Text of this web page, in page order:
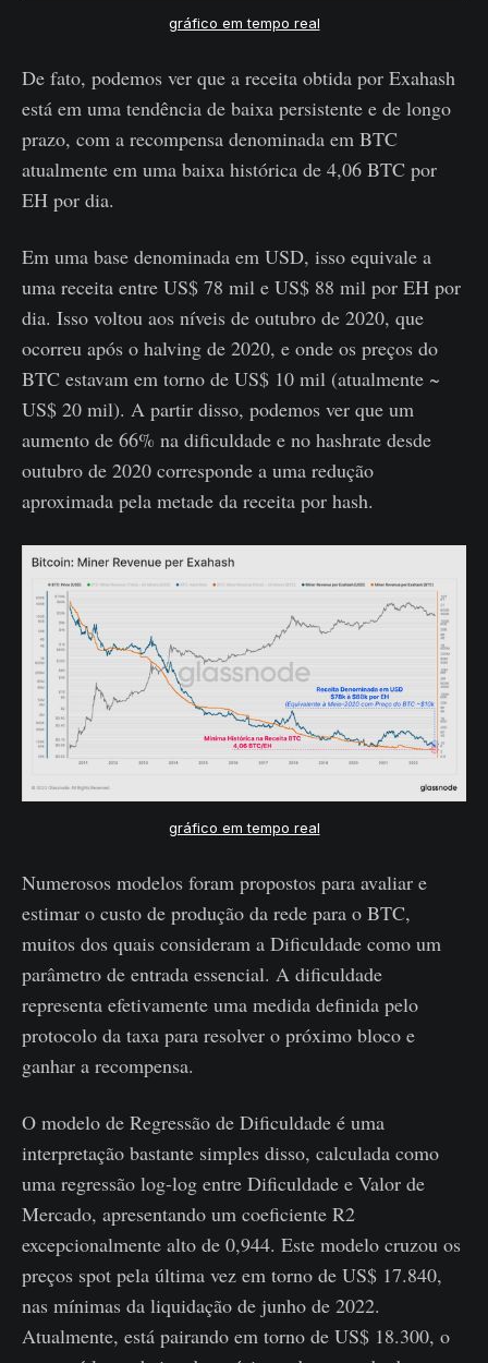
gráfico em tempo real
De fato, podemos ver que a receita obtida por Exahash
está em uma tendência de baixa persistente e de longo
prazo, com a recompensa denominada em BTC
atualmente em uma baixa histórica de 4,06 BTC por
EH por dia.
Em uma base denominada em USD, isso equivale a
uma receita entre US$ 78 mil e US$ 88 mil por EH por
dia. Isso voltou aos níveis de outubro de 2020, que
ocorreu após o halving de 2020, e onde os preços do
BTC estavam em torno de US$ 10 mil (atualmente ~
US$ 20 mil). A partir disso, podemos ver que um
aumento de 66% na dificuldade e no hashrate desde
outubro de 2020 corresponde a uma redução
aproximada pela metade da receita por hash.
gráfico em tempo real
Numerosos modelos foram propostos para avaliar e
estimar o custo de produção da rede para o BTC,
muitos dos quais consideram a Dificuldade como um
parâmetro de entrada essencial. A dificuldade
representa efetivamente uma medida definida pelo
protocolo da taxa para resolver o próximo bloco e
ganhar a recompensa.
O modelo de Regressão de Dificuldade é uma
interpretação bastante simples disso, calculada como
uma regressão log-log entre Dificuldade e Valor de
Mercado, apresentando um coeficiente R2
excepcionalmente alto de 0,944. Este modelo cruzou os
preços spot pela última vez em torno de US$ 17.840,
nas mínimas da liquidação de junho de 2022.
Atualmente, está pairando em torno de US$ 18.300, o